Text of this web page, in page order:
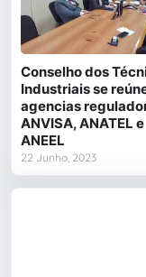
Conselho dos
Industriais se
agencias
ANVISA, ANATEL e
ANEEL
22 Junho, 2023